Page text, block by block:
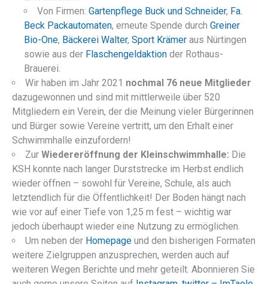
Von Firmen: Gartenpflege Buck und Schneider, Fa.
Beck Packautomaten, erneute Spende durch Greiner
Bio-One, Bäckerei Walter, Sport Krämer aus Nürtingen
sowie aus der Flaschengeldaktion der Rothaus-
Brauerei.
Wir haben im Jahr 2021 nochmal 76 neue Mitglieder
dazugewonnen und sind mit mittlerweile über 520
Mitgliedern ein Verein, der die Meinung vieler Bürgerinnen
und Bürger sowie Vereine vertritt, um den Erhalt einer
Schwimmhalle einzufordern!
Zur Wiedereröffnung der Kleinschwimmhalle: Die
KSH konnte nach langer Durststrecke im Herbst endlich
wieder öffnen – sowohl für Vereine, Schule, als auch
letztendlich für die Öffentlichkeit! Der Boden hängt nach
wie vor auf einer Tiefe von 1,25 m fest – wichtig war
jedoch überhaupt wieder eine Nutzung zu ermöglichen.
Um neben der Homepage und den bisherigen Formaten
weitere Zielgruppen anzusprechen, werden auch auf
weiteren Wegen Berichte und mehr geteilt. Abonnieren Sie